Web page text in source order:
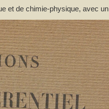
et de chimie-physique, avec un